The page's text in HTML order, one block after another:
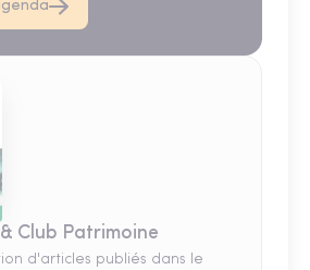
Club Patrimoine
d'articles publiés dans le